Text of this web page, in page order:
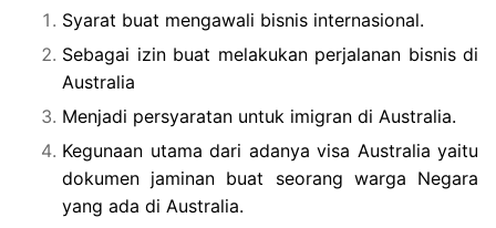
Syarat buat mengawali bisnis internasional.
Sebagai izin buat melakukan perjalanan bisnis di
Australia
Menjadi persyaratan untuk imigran di Australia.
Kegunaan utama dari adanya visa Australia yaitu
dokumen jaminan buat seorang warga Negara
yang ada di Australia.